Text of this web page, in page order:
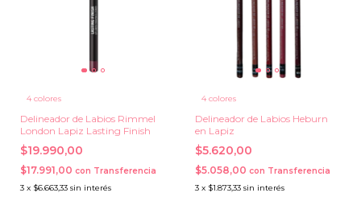
4 colores
Delineador de Labios Rimmel
London Lapiz Lasting Finish
$19.990,00
$17.991,00 con Transferencia
3 x $6.663,33 sin interés
4 colores
Delineador de Labios Heburn
en Lapiz
$5.620,00
$5.058,00 con Transferencia
3 x $1.873,33 sin interés